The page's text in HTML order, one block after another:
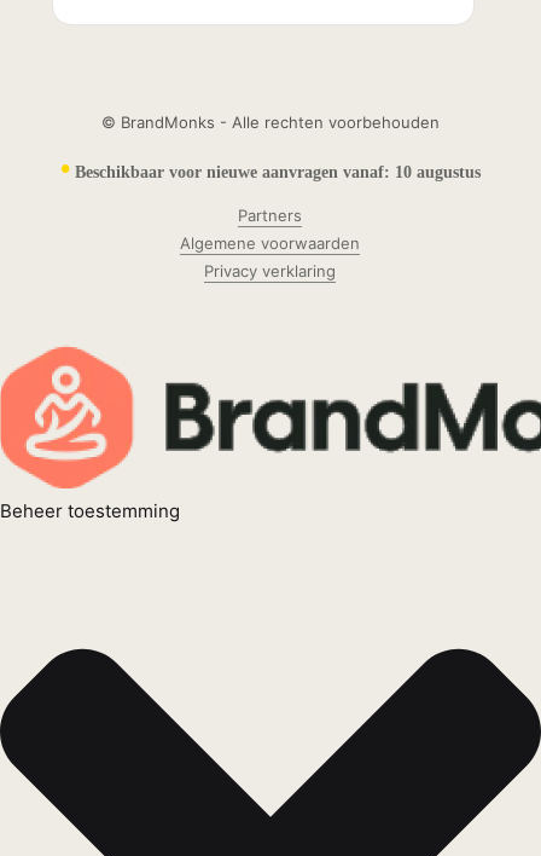
© BrandMonks - Alle rechten voorbehouden
•Beschikbaar voor nieuwe aanvragen vanaf: 10 augustus
Partners
Algemene voorwaarden
Privacy verklaring
Beheer toestemming